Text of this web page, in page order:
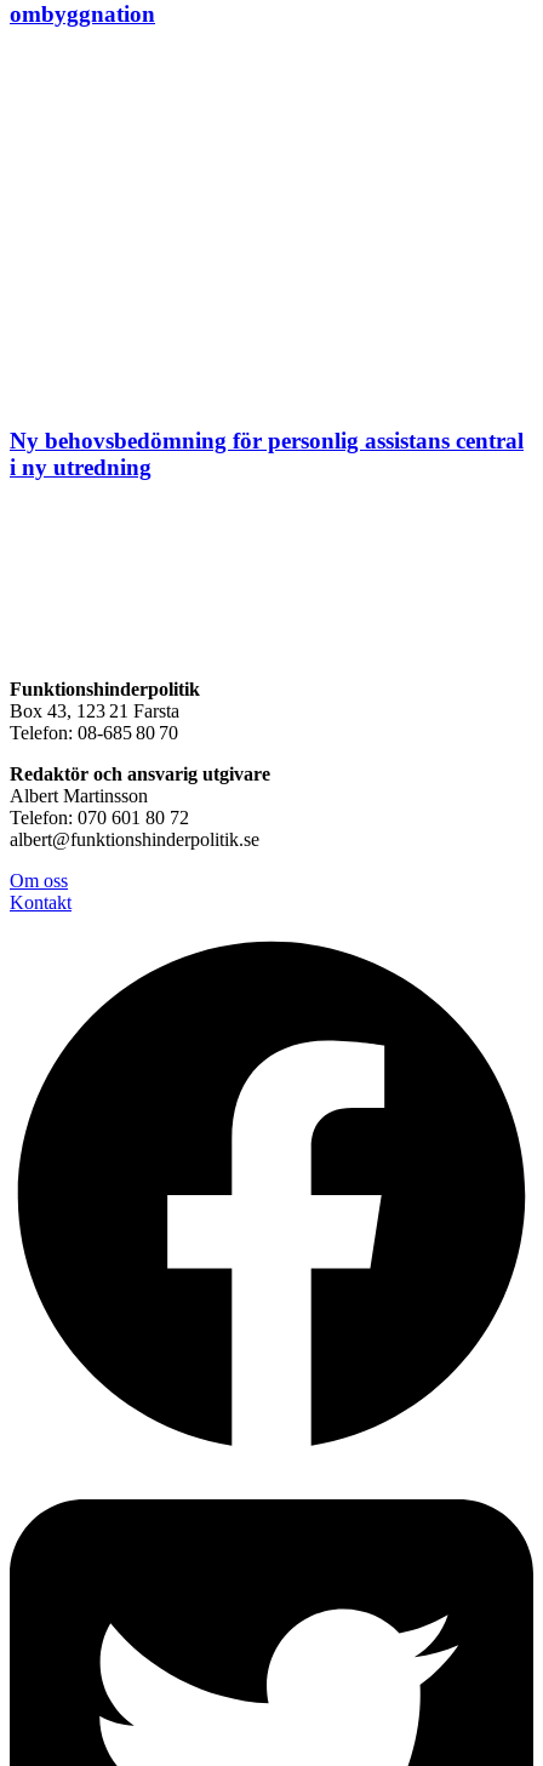
ombyggnation
Ny behovsbedömning för personlig assistans central
i ny utredning
Funktionshinderpolitik
Box 43, 123 21 Farsta
Telefon: 08-685 80 70
Redaktör och ansvarig utgivare
Albert Martinsson
Telefon: 070 601 80 72
albert@funktionshinderpolitik.se
Om oss
Kontakt